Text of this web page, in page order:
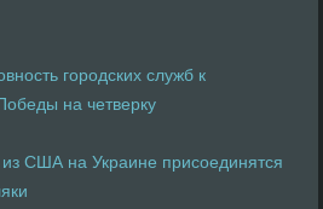
городских служб к
на четверку
США на Украине присоединятся